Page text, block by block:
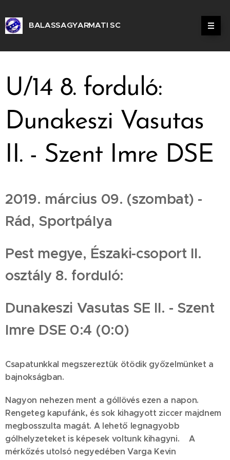
BALASSAGYARMATI SC
U/14 8. forduló:
Dunakeszi Vasutas
II. - Szent Imre DSE
2019. március 09. (szombat) -
Rád, Sportpálya
Pest megye, Északi-csoport II.
osztály 8. forduló:
Dunakeszi Vasutas SE II. - Szent
Imre DSE 0:4 (0:0)
Csapatunkkal megszereztük ötödik győzelmünket a
bajnokságban.
Nagyon nehezen ment a góllövés ezen a napon.
Rengeteg kapufánk, és sok kihagyott ziccer majdnem
megbosszulta magát. A lehető legnagyobb
gólhelyzeteket is képesek voltunk kihagyni. A
mérkőzés utolsó negyedében Varga Kevin